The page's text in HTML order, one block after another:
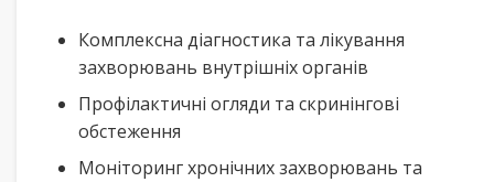
Комплексна діагностика та лікування
захворювань внутрішніх органів
Профілактичні огляди та скринінгові
обстеження
Моніторинг хронічних захворювань та